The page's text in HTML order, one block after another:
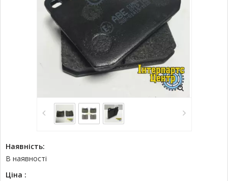
Наявність:
В наявності
Ціна :